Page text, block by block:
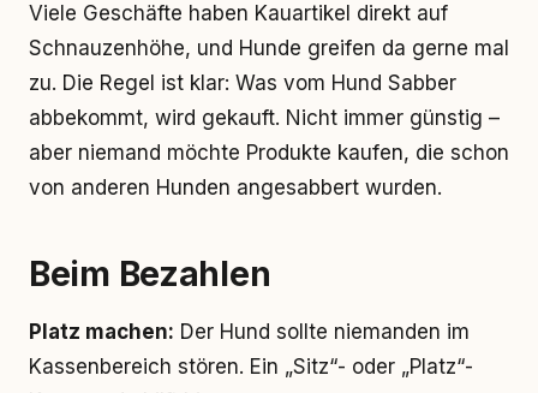
Viele Geschäfte haben Kauartikel direkt auf
Schnauzenhöhe, und Hunde greifen da gerne mal
zu. Die Regel ist klar: Was vom Hund Sabber
abbekommt, wird gekauft. Nicht immer günstig –
aber niemand möchte Produkte kaufen, die schon
von anderen Hunden angesabbert wurden.
Beim Bezahlen
Platz machen: Der Hund sollte niemanden im
Kassenbereich stören. Ein „Sitz“- oder „Platz“-